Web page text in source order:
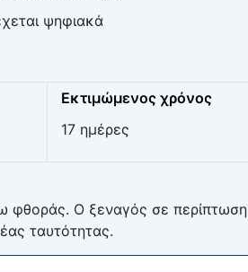
ψηφιακά
Εκτιμώμενος χρόνος
17 ημέρες
φθοράς. Ο ξεναγός σε περίπτωση
ταυτότητας.